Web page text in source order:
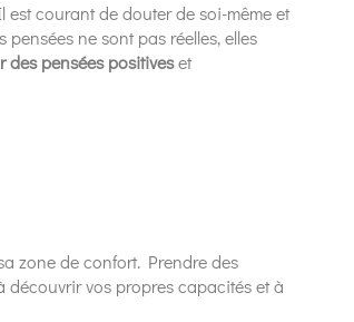
courant de douter de soi-même et
ne sont pas réelles, elles
des pensées positiveset
zone de confort. Prendre des
vos propres capacités et à